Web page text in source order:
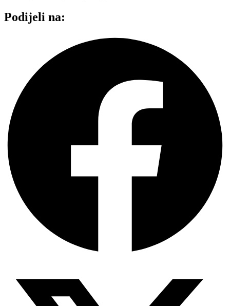
Podijeli na: